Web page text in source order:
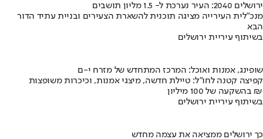
ירושלים 2040: העיר נערכת ל- 1.5 מליון תושבים
מנכ"לית העירייה מציגה תוכנית להשארת הצעירים ובניית עתיד הדור
הבא
בשיתוף עיריית ירושלים
שופינג, אמנות ואוכל: המרכז המתחדש של מזרח י-ם
קפיצה קטנה לחו"ל: טיילת חדשה, מיצגי אמנות, וכיכרות משופצות
בהשקעה של 100 מיליון ₪
בשיתוף עיריית ירושלים
כך ירושלים ממציאה את עצמה מחדש